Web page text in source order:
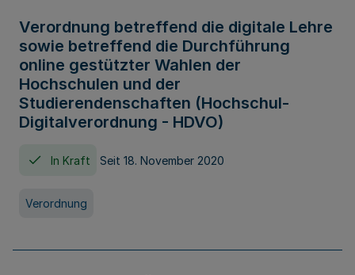
Verordnung betreffend die digitale Lehre
sowie betreffend die Durchführung
online gestützter Wahlen der
Hochschulen und der
Studierendenschaften (Hochschul-
Digitalverordnung - HDVO)
In Kraft Seit 18. November 2020
Verordnung